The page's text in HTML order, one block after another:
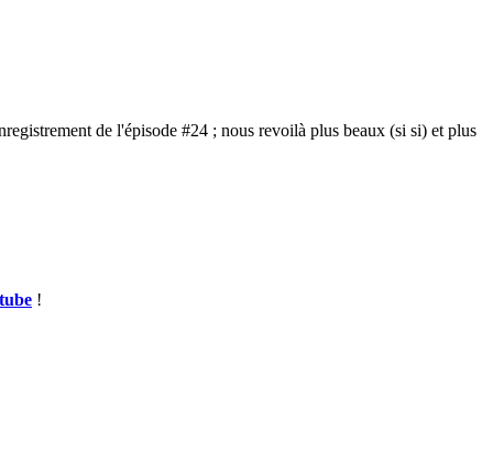
de l'épisode #24 ; nous revoilà plus beaux (si si) et plus
!